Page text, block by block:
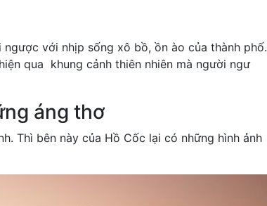
với nhịp sống xô bồ, ồn ào của thành phố.
qua khung cảnh thiên nhiên mà người ngư
áng thơ
Thì bên này của Hồ Cốc lại có những hình ảnh